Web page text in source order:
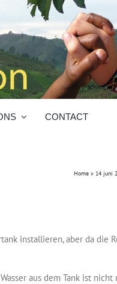
CONTACT
Home » 14 juni
installieren, aber da die
aus dem Tank ist